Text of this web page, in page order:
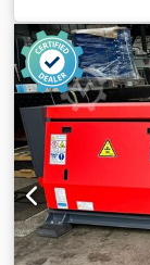
valjka: 330 mm
bočnih valjaka:
zakošenje oba
sa digitalnim
Dimenzije
mm Težina: cca
odozgo Chjdpox
greške u
izgledu, tehnici i
godinama;
garancije.